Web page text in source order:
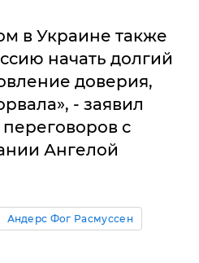
в Украине также
начать долгий
доверия,
- заявил
с
Ангелой
Андерс Фог Расмуссен